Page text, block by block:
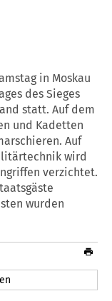
in Moskau
des Sieges
statt. Auf dem
und Kadetten
Auf
wird
verzichtet.
wurden